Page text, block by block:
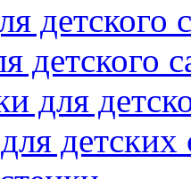
детского
детского
для
детских